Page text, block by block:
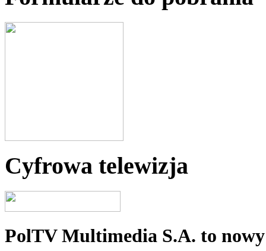
Cyfrowa telewizja
PolTV Multimedia S.A. to